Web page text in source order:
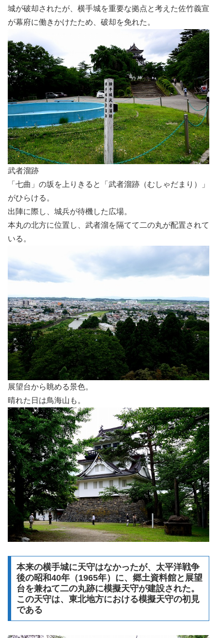
城が破却されたが、横手城を重要な拠点と考えた佐竹義宣
が幕府に働きかけたため、破却を免れた。
武者溜跡
「七曲」の坂を上りきると「武者溜跡（むしゃだまり）」
がひらける。
出陣に際し、城兵が待機した広場。
本丸の北方に位置し、武者溜を隔てて二の丸が配置されて
いる。
展望台から眺める景色。
晴れた日は鳥海山も。
本来の横手城に天守はなかったが、太平洋戦争
後の昭和40年（1965年）に、郷土資料館と展望
台を兼ねて二の丸跡に模擬天守が建設された。
この天守は、東北地方における模擬天守の初見
である